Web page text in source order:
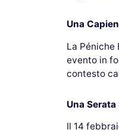
Una
La Péniche
evento in
contesto
Una
Il 14